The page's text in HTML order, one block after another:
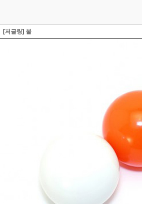
[저글링] 볼